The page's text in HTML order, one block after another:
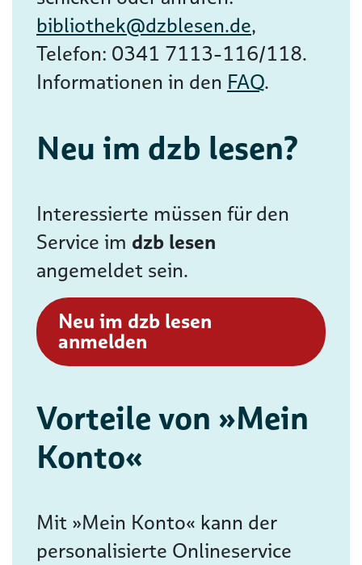
bibliothek@dzblesen.de,
Telefon: 0341 7113-116/118.
Informationen in den FAQ.
Neu im dzb lesen?
Interessierte müssen für den
Service im dzb lesen
angemeldet sein.
Neu im dzb lesen
anmelden
Vorteile von »Mein
Konto«
Mit »Mein Konto« kann der
personalisierte Onlineservice